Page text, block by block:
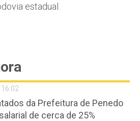
estadual.
16:02
da Prefeitura de Penedo
de cerca de 25%